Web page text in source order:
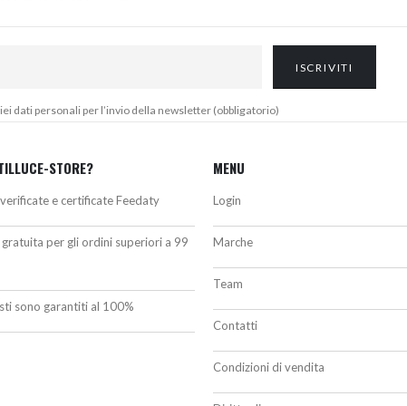
dati personali per l’invio della newsletter (obbligatorio)
STORE?
e certificate Feedaty
gratuita per gli ordini superiori a 99
sono garantiti al 100%
MENU
Login
Marche
Team
Contatti
Condizioni di vendita